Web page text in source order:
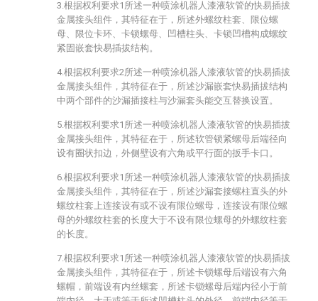
3.根据权利要求1所述一种喷涂机器人漆液软管的快易插拔
金属接头组件，其特征在于，所述外螺纹柱套、限位螺
母、限位卡环、卡锁螺母、凹槽柱头、卡锁凹槽构成螺纹
紧固嵌套快易插拔结构。
4.根据权利要求2所述一种喷涂机器人漆液软管的快易插拔
金属接头组件，其特征在于，所述沙漏嵌套快易插拔结构
中两个部件的沙漏插接柱与沙漏套头能交互替换设置。
5.根据权利要求1所述一种喷涂机器人漆液软管的快易插拔
金属接头组件，其特征在于，所述软管锁紧螺母后端径向
设有圈状扣边，外侧壁设有六角或平行面的扳手卡口。
6.根据权利要求1所述一种喷涂机器人漆液软管的快易插拔
金属接头组件，其特征在于，所述沙漏套接螺柱直头的外
螺纹柱套上连接设有或不设有限位螺母，连接设有限位螺
母的外螺纹柱套的长度大于不设有限位螺母的外螺纹柱套
的长度。
7.根据权利要求1所述一种喷涂机器人漆液软管的快易插拔
金属接头组件，其特征在于，所述卡锁螺母后端设有六角
螺帽，前端设有内丝螺套，所述卡锁螺母后端内径小于前